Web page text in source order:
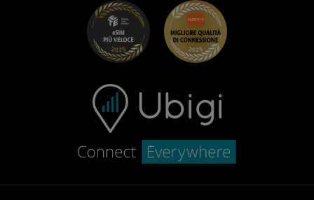
Risoluzione dei problemi
Centro assistenza
Contatta l’assistenza